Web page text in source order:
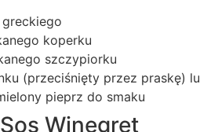
koperku
szczypiorku
(przeciśnięty przez praskę)
pieprz do smaku
Winegret